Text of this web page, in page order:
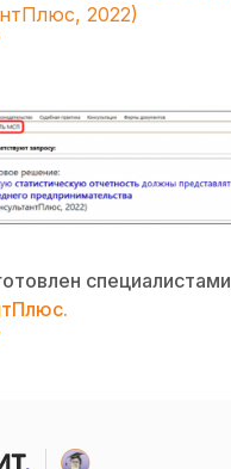
2022)
специалистами